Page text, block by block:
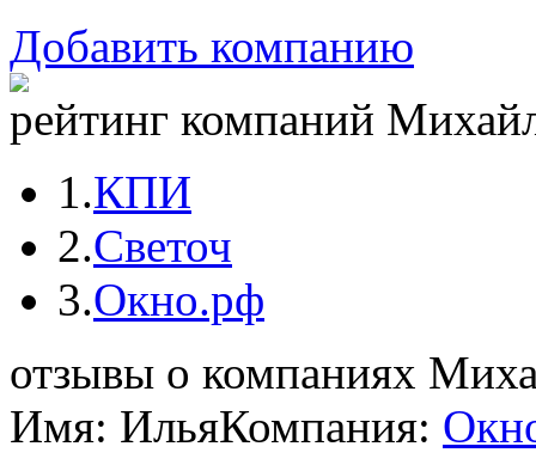
Добавить компанию
рейтинг компаний
1.КПИ
2.Светоч
3.Окно.рф
отзывы о компаниях
Имя: ИльяКомпания: